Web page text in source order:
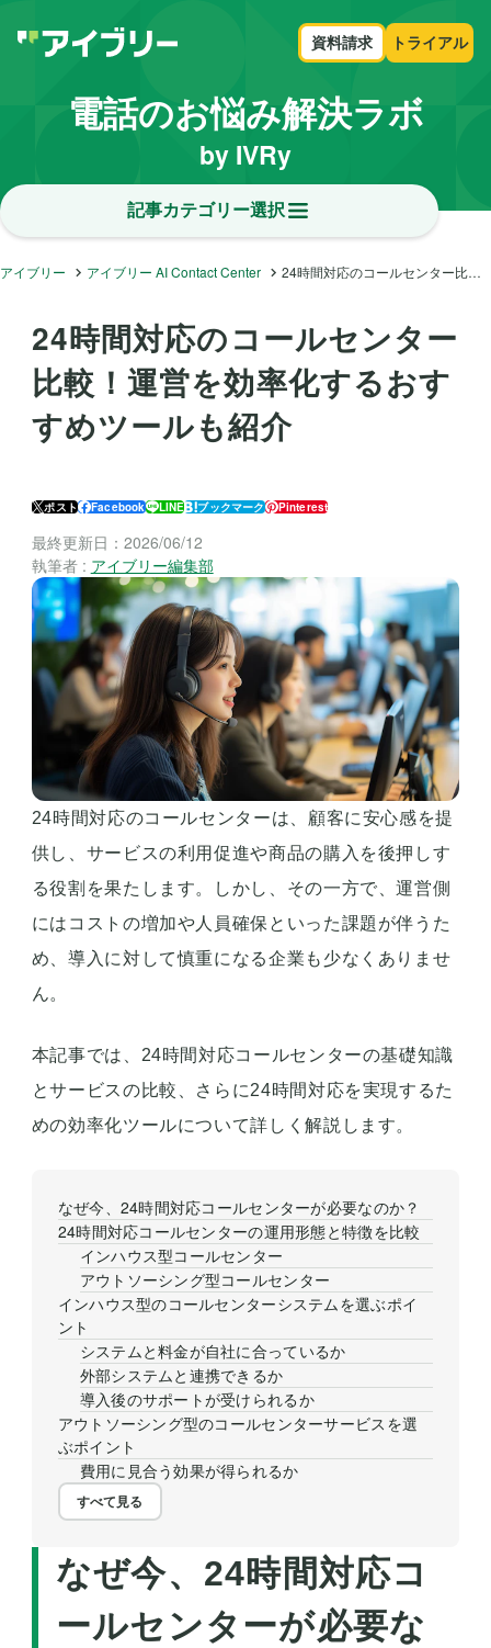
資料請求 トライアル
電話のお悩み解決ラボ
by IVRy
記事カテゴリー選択
アイブリー アイブリー AI Contact Center 24時間対応のコールセンター比較！運営を効率化するおすすめツールも紹介
24時間対応のコールセンター
比較！運営を効率化するおす
すめツールも紹介
ポスト Facebook LINE ブックマーク Pinterest
最終更新日： 2026/06/12
執筆者 : アイブリー編集部
24時間対応のコールセンターは、顧客に安心感を提
供し、サービスの利用促進や商品の購入を後押しす
る役割を果たします。しかし、その一方で、運営側
にはコストの増加や人員確保といった課題が伴うた
め、導入に対して慎重になる企業も少なくありませ
ん。
本記事では、24時間対応コールセンターの基礎知識
とサービスの比較、さらに24時間対応を実現するた
めの効率化ツールについて詳しく解説します。
なぜ今、24時間対応コールセンターが必要なのか？
24時間対応コールセンターの運用形態と特徴を比較
インハウス型コールセンター
アウトソーシング型コールセンター
インハウス型のコールセンターシステムを選ぶポイ
ント
システムと料金が自社に合っているか
外部システムと連携できるか
導入後のサポートが受けられるか
アウトソーシング型のコールセンターサービスを選
ぶポイント
費用に見合う効果が得られるか
すべて見る
なぜ今、24時間対応コ
ールセンターが必要な